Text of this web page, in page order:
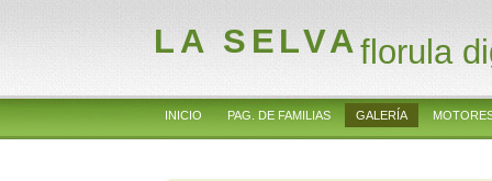
LA SELVAflorula
INICIO PAG. DE FAMILIAS GALERÍA